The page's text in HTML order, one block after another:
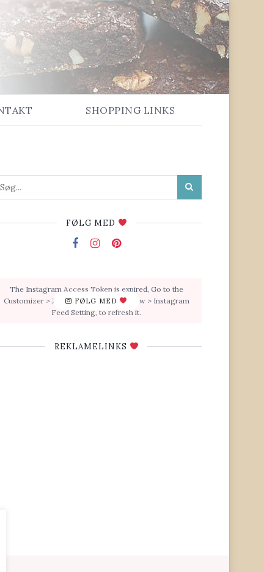
SHOPPING LINKS
FØLG MED
FØLG MED
The Instagram Access Token is expired, Go to the
Customizer > JNews : Social, Like & View > Instagram
Feed Setting, to refresh it.
REKLAMELINKS